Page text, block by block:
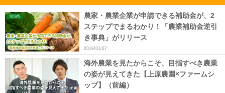
農家・農業企業が申請できる補助金が、2
ステップでまるわかり！「農業補助金逆引
き事典」がリリース
2016/01/27
海外農業を見たからこそ、目指すべき農業
の姿が見えてきた【上原農園×ファームシ
ップ】（前編）